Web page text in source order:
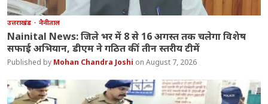
उत्तराखंड नैनीताल
Nainital News: जिले भर में 8 से 16 अगस्त तक चलेगा विशेष
सफाई अभियान, डीएम ने गठित कीं तीन स्तरीय टीमें
Mohan Chandra Joshi August 7, 2026